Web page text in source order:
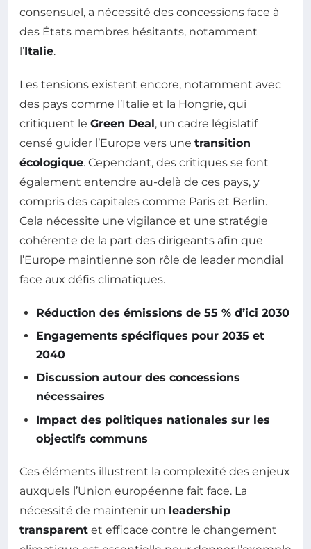
consensuel, a nécessité des concessions face à
des États membres hésitants, notamment
l’Italie.
Les tensions existent encore, notamment avec
des pays comme l’Italie et la Hongrie, qui
critiquent le Green Deal, un cadre législatif
censé guider l’Europe vers une transition
écologique. Cependant, des critiques se font
également entendre au-delà de ces pays, y
compris des capitales comme Paris et Berlin.
Cela nécessite une vigilance et une stratégie
cohérente de la part des dirigeants afin que
l’Europe maintienne son rôle de leader mondial
face aux défis climatiques.
Réduction des émissions de 55 % d’ici 2030
Engagements spécifiques pour 2035 et
2040
Discussion autour des concessions
nécessaires
Impact des politiques nationales sur les
objectifs communs
Ces éléments illustrent la complexité des enjeux
auxquels l’Union européenne fait face. La
nécessité de maintenir un leadership
transparent et efficace contre le changement